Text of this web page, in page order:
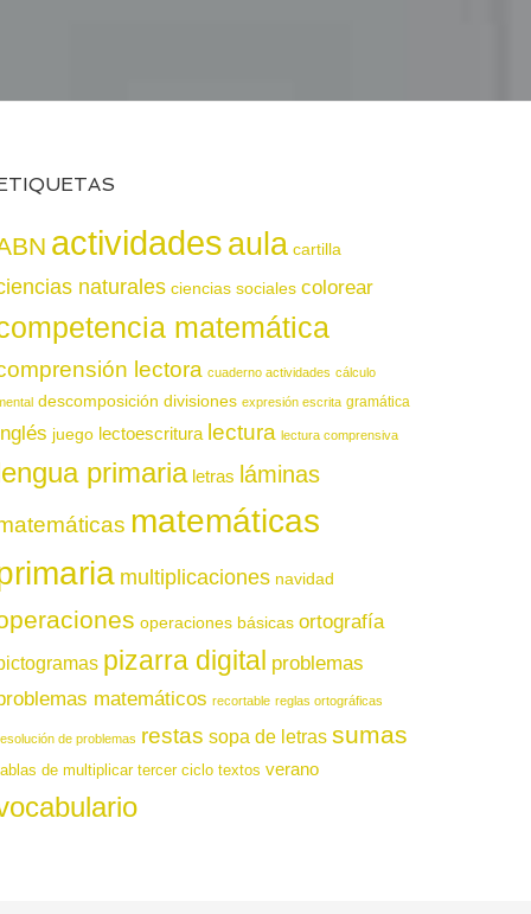
actividadesaula cartilla
naturales ciencias sociales colorear
matemática
lectora cuaderno actividades cálculo
descomposición divisiones expresión escrita gramática
juego lectoescritura lectura lectura comprensiva
primaria letras láminas
matemáticas
multiplicaciones navidad
operaciones básicas ortografía
pizarra digital problemas
matemáticos recortable reglas ortográficas
de problemas restas sopa de letras sumas
de multiplicar tercer ciclo textos verano